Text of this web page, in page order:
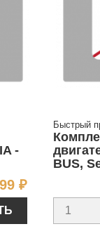
-
₽Цена
Быстрый
BUS,